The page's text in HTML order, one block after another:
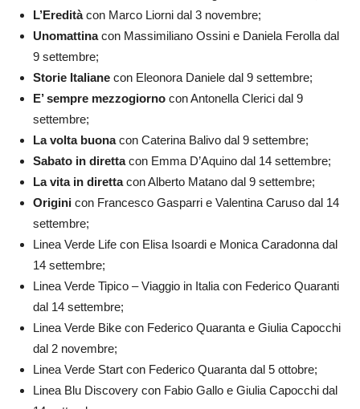
L’Ereditàcon Marco Liorni dal 3 novembre;
Unomattinacon Massimiliano Ossini e Daniela Ferolla dal
9 settembre;
Storie Italiane con Eleonora Daniele dal 9 settembre;
E’ sempre mezzogiorno con Antonella Clerici dal 9
settembre;
La volta buonacon Caterina Balivo dal 9 settembre;
Sabato in direttacon Emma D’Aquino dal 14 settembre;
La vita in direttacon Alberto Matano dal 9 settembre;
Origini con Francesco Gasparri e Valentina Caruso dal 14
settembre;
Linea Verde Life con Elisa Isoardi e Monica Caradonna dal
14 settembre;
Linea Verde Tipico – Viaggio in Italia con Federico Quaranti
dal 14 settembre;
Linea Verde Bike con Federico Quaranta e Giulia Capocchi
dal 2 novembre;
Linea Verde Start con Federico Quaranta dal 5 ottobre;
Linea Blu Discovery con Fabio Gallo e Giulia Capocchi dal